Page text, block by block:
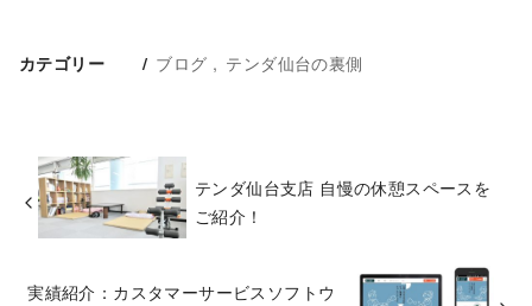
カテゴリー ブログ テンダ仙台の裏側
テンダ仙台支店 自慢の休憩スペースを
ご紹介！
実績紹介：カスタマーサービスソフトウ